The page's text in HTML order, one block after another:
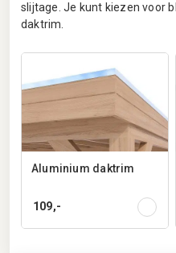
slijtage. Je kunt kiezen voor
daktrim.
Aluminium daktrim
109,-